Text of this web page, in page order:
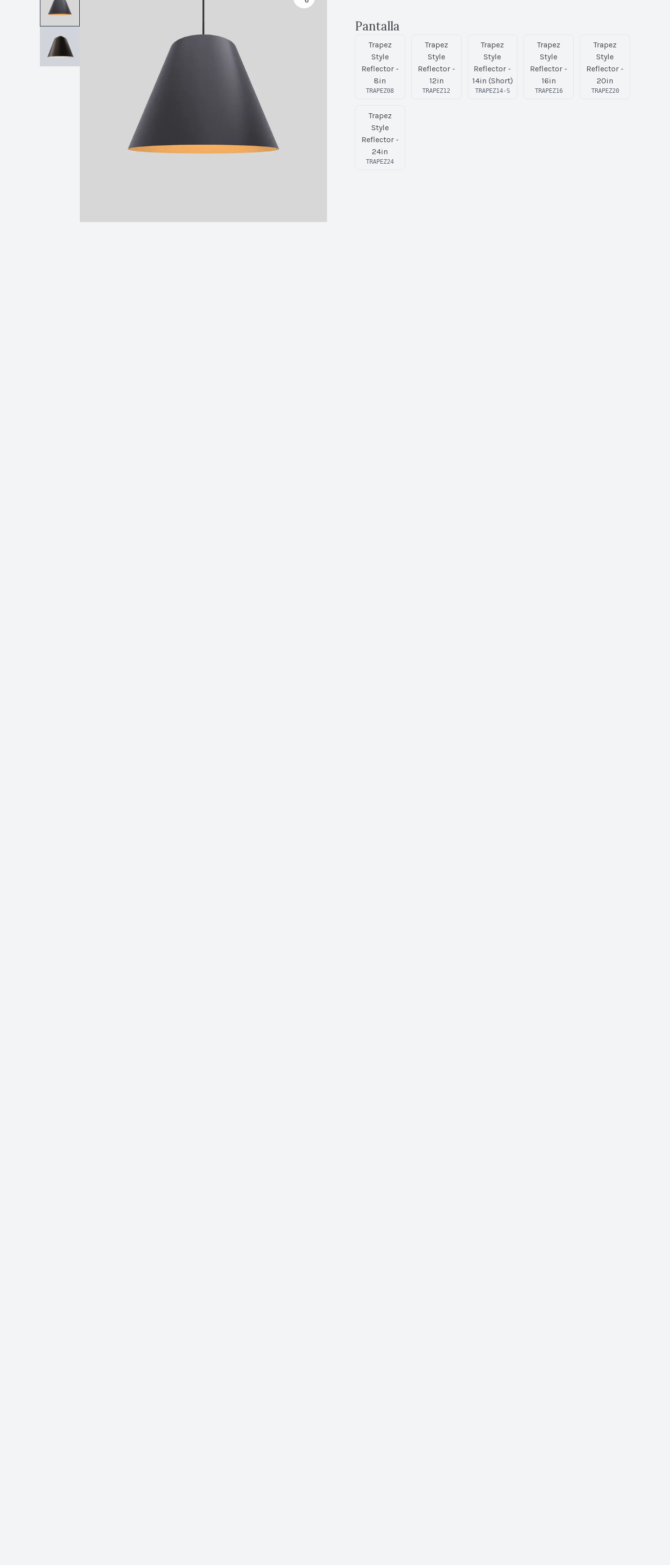
Pantalla
Trapez
Style
Reflector -
8in
TRAPEZ08
Trapez
Style
Reflector -
12in
TRAPEZ12
Trapez
Style
Reflector -
14in (Short)
TRAPEZ14-S
Trapez
Style
Reflector -
16in
TRAPEZ16
Trapez
Style
Reflector -
20in
TRAPEZ20
Trapez
Style
Reflector -
24in
TRAPEZ24